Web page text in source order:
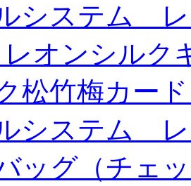
システム
オンシル
松竹梅カー
システム
ッグ（チェ